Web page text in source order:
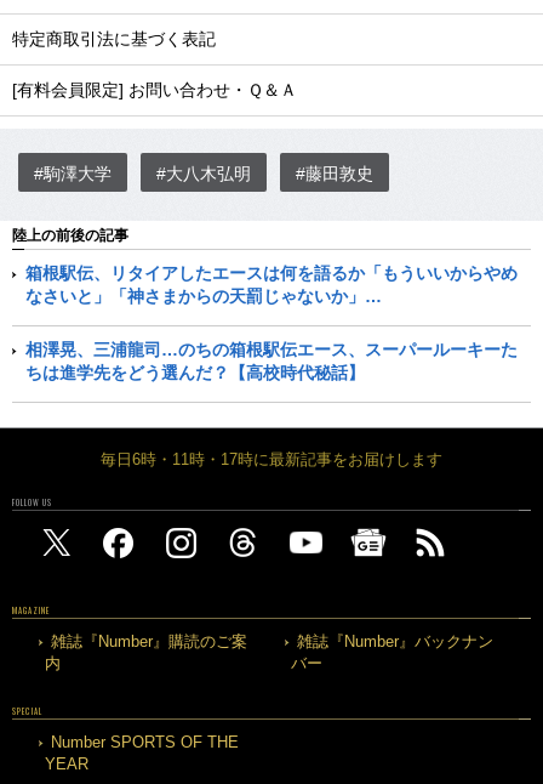
特定商取引法に基づく表記
[有料会員限定] お問い合わせ・Ｑ＆Ａ
#駒澤大学 #大八木弘明 #藤田敦史
陸上の前後の記事
箱根駅伝、リタイアしたエースは何を語るか「もういいからやめ
なさいと」「神さまからの天罰じゃないか」…
相澤晃、三浦龍司…のちの箱根駅伝エース、スーパールーキーた
ちは進学先をどう選んだ？【高校時代秘話】
毎日6時・11時・17時に最新記事をお届けします
FOLLOW US
MAGAZINE
雑誌『Number』購読のご案
内
雑誌『Number』バックナン
バー
SPECIAL
Number SPORTS OF THE
YEAR